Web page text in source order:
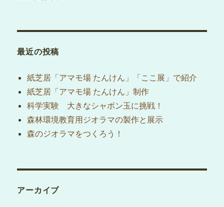
最近の投稿
紙芝居「アマモ場 たんけん」「ここ展」で紹介
紙芝居「アマモ場 たんけん」制作
科学実験 大きなシャボン玉に挑戦！
森林環境教育用ジオラマの製作と展示
森のジオラマをつくろう！
アーカイブ